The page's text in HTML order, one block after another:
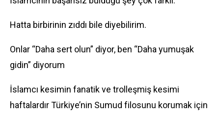
Hatta birbirinin zıddı bile diyebilirim.
Onlar “Daha sert olun” diyor, ben “Daha yumuşak
gidin” diyorum
İslamcı kesimin fanatik ve trolleşmiş kesimi
haftalardır Türkiye’nin Sumud filosunu korumak için